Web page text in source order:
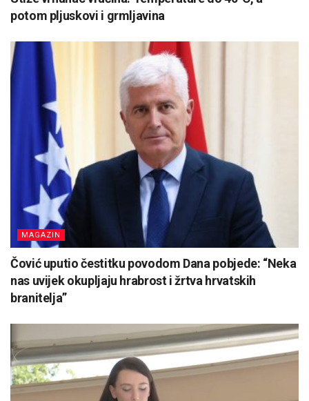
potom pljuskovi i grmljavina
MAGAZIN
Čović uputio čestitku povodom Dana pobjede: “Neka
nas uvijek okupljaju hrabrost i žrtva hrvatskih
branitelja”